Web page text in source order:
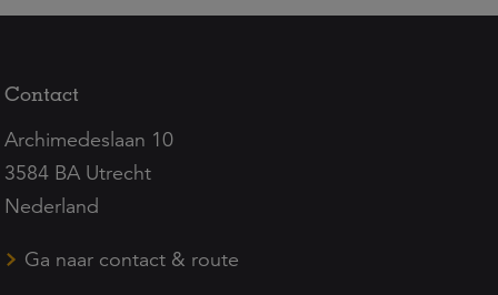
Contact
Archimedeslaan 10
3584 BA Utrecht
Nederland
Ga naar contact & route